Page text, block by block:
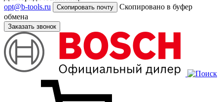
opt@b-tools.ru
Скопировать почту
Скопировано в буфер
обмена
Заказать звонок